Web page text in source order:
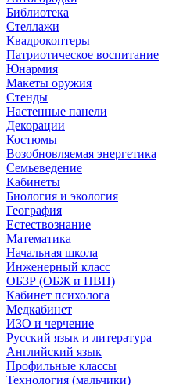
Библиотека
Стеллажи
Квадрокоптеры
Патриотическое воспитание
Юнармия
Макеты оружия
Стенды
Настенные панели
Декорации
Костюмы
Возобновляемая энергетика
Семьеведение
Кабинеты
Биология и экология
География
Естествознание
Математика
Начальная школа
Инженерный класс
ОБЗР (ОБЖ и НВП)
Кабинет психолога
Медкабинет
ИЗО и черчение
Русский язык и литература
Английский язык
Профильные классы
Технология (мальчики)